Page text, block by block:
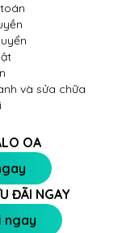
và sửa chữa
OA
ĐÃI NGAY
ngay